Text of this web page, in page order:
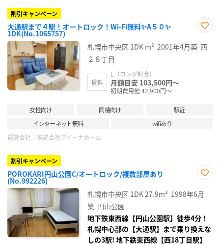
割引キャンペーン
大通駅まで４駅！オートロック！Wi-Fi無料✨A５０✨
1DK(No.1065757)
に入
り登
札幌市中央区 1DK m² 2001年4月築 西
２８丁目
賃料
L（ロング料金）
月額目安 103,500円～
初期費用他 42,900円～
女性向け 同棲向け
駅近
インターネット無料
wifiあり
運営会社： 株式会社アイーナホーム
割引キャンペーン
POROKARI円山公園C/オートロック/複数部屋あり
(No.992226)
に入
り登
札幌市中央区 1DK27.9m² 1998年6月
築 円山公園
地下鉄東西線【円山公園駅】徒歩4分！
札幌中心部の【大通駅】まで乗り換えな
しの3駅! 地下鉄東西線【西18丁目駅】